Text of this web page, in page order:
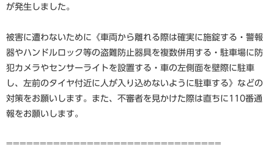
が発生しました。
被害に遭わないために《車両から離れる際は確実に施錠する・警報
器やハンドルロック等の盗難防止器具を複数併用する・駐車場に防
犯カメラやセンサーライトを設置する・車の左側面を壁際に駐車
し、左前のタイヤ付近に人が入り込めないように駐車する》などの
対策をお願いします。また、不審者を見かけた際は直ちに110番通
報をお願いします。